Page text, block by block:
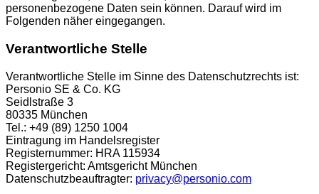
personenbezogene Daten sein können. Darauf wird im
Folgenden näher eingegangen.
Verantwortliche Stelle
Verantwortliche Stelle im Sinne des Datenschutzrechts ist:
Personio SE & Co. KG
Seidlstraße 3
80335 München
Tel.: +49 (89) 1250 1004
Eintragung im Handelsregister
Registernummer: HRA 115934
Registergericht: Amtsgericht München
Datenschutzbeauftragter: privacy@personio.com